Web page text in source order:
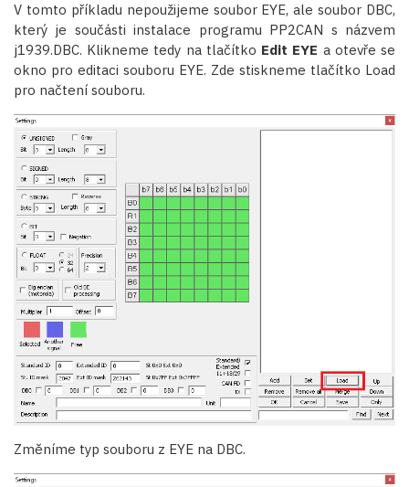
V tomto příkladu nepoužijeme soubor EYE, ale soubor DBC,
který je součásti instalace programu PP2CAN s názvem
j1939.DBC. Klikneme tedy na tlačítko Edit EYE a otevře se
okno pro editaci souboru EYE. Zde stiskneme tlačítko Load
pro načtení souboru.
Změníme typ souboru z EYE na DBC.